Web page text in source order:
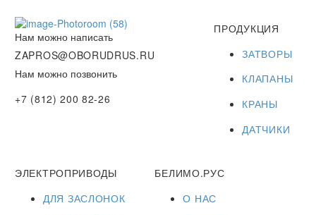
Нам можно написать
ZAPROS@OBORUDRUS.RU
Нам можно позвонить
+7 (812) 200 82-26
ПРОДУКЦИЯ
ЗАТВОРЫ
КЛАПАНЫ
КРАНЫ
ДАТЧИКИ
ЭЛЕКТРОПРИВОДЫ
ДЛЯ ЗАСЛОНОК
БЕЛИМО.РУС
О НАС